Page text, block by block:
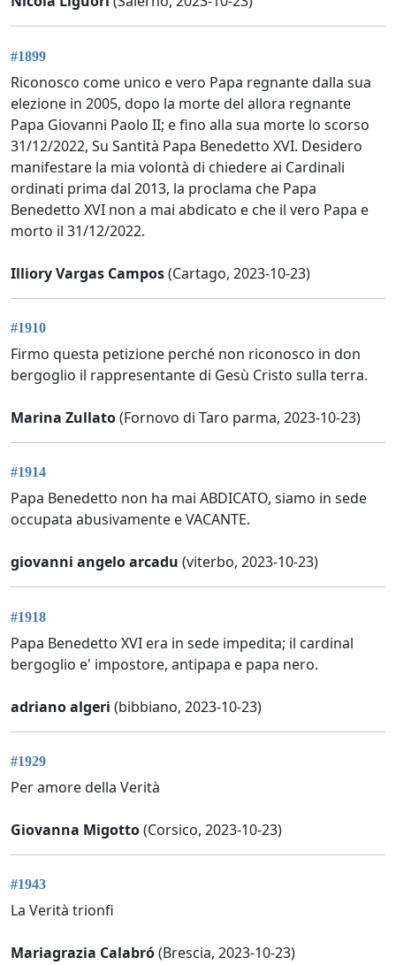
#1899
Riconosco come unico e vero Papa regnante dalla sua
elezione in 2005, dopo la morte del allora regnante
Papa Giovanni Paolo II; e fino alla sua morte lo scorso
31/12/2022, Su Santità Papa Benedetto XVI. Desidero
manifestare la mia volontà di chiedere ai Cardinali
ordinati prima dal 2013, la proclama che Papa
Benedetto XVI non a mai abdicato e che il vero Papa e
morto il 31/12/2022.
Illiory Vargas Campos(Cartago, 2023-10-23)
#1910
Firmo questa petizione perché non riconosco in don
bergoglio il rappresentante di Gesù Cristo sulla terra.
Marina Zullato(Fornovo di Taro parma, 2023-10-23)
#1914
Papa Benedetto non ha mai ABDICATO, siamo in sede
occupata abusivamente e VACANTE.
giovanni angelo arcadu (viterbo, 2023-10-23)
#1918
Papa Benedetto XVI era in sede impedita; il cardinal
bergoglio e' impostore, antipapa e papa nero.
adriano algeri (bibbiano, 2023-10-23)
#1929
Per amore della Verità
Giovanna Migotto(Corsico, 2023-10-23)
#1943
La Verità trionfi
Mariagrazia Calabró(Brescia, 2023-10-23)